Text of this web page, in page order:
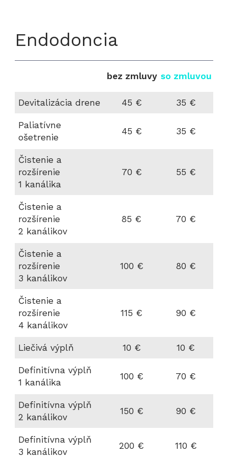
Endodoncia
bez zmluvy so zmluvou
Devitalizácia drene 45 € 35 €
Paliatívne
ošetrenie
45 € 35 €
Čistenie a
rozšírenie
1 kanálika
70 € 55 €
Čistenie a
rozšírenie
2 kanálikov
85 € 70 €
Čistenie a
rozšírenie
3 kanálikov
100 € 80 €
Čistenie a
rozšírenie
4 kanálikov
115 € 90 €
Liečivá výplň 10 € 10 €
Definitívna výplň
1 kanálika
100 € 70 €
Definitívna výplň
2 kanálikov
150 € 90 €
Definitívna výplň
3 kanálikov
200 € 110 €